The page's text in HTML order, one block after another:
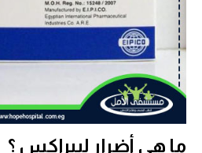
ما هي أضرار ليبراكس ؟